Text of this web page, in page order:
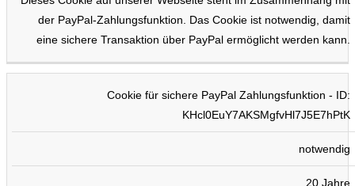
der PayPal-Zahlungsfunktion. Das Cookie ist notwendig, damit
eine sichere Transaktion über PayPal ermöglicht werden kann.
Cookie für sichere PayPal Zahlungsfunktion - ID:
KHcl0EuY7AKSMgfvHl7J5E7hPtK
notwendig
20 Jahre